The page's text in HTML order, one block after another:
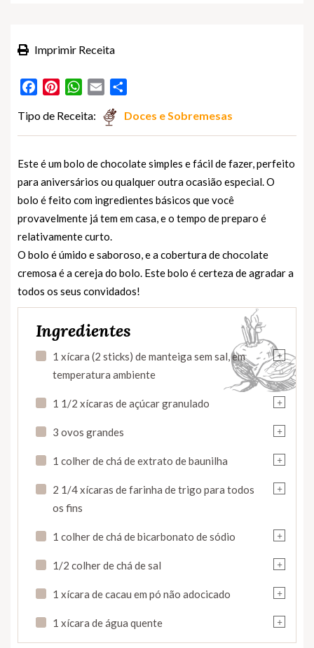
Imprimir Receita
FacebookPinterestWhatsApp
Email
Tipo de Receita: Doces e Sobremesas
Este é um bolo de chocolate simples e fácil de fazer, perfeito
para aniversários ou qualquer outra ocasião especial. O
bolo é feito com ingredientes básicos que você
provavelmente já tem em casa, e o tempo de preparo é
relativamente curto.
O bolo é úmido e saboroso, e a cobertura de chocolate
cremosa é a cereja do bolo. Este bolo é certeza de agradar a
todos os seus convidados!
Ingredientes
+
1 xícara (2 sticks) de manteiga sem sal, em
temperatura ambiente
+
1 1/2 xícaras de açúcar granulado
+
3 ovos grandes
+
1 colher de chá de extrato de baunilha
+
2 1/4 xícaras de farinha de trigo para todos
os fins
+
1 colher de chá de bicarbonato de sódio
+
1/2 colher de chá de sal
+
1 xícara de cacau em pó não adocicado
+
1 xícara de água quente